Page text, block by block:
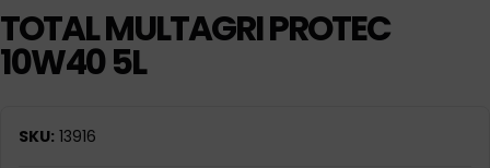
TOTAL MULTAGRI PROTEC
10W40 5L
SKU: 13916